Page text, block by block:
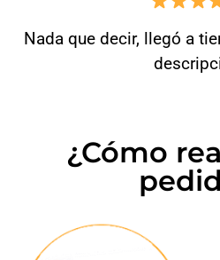
Nada que decir, llegó a
¿Cómo